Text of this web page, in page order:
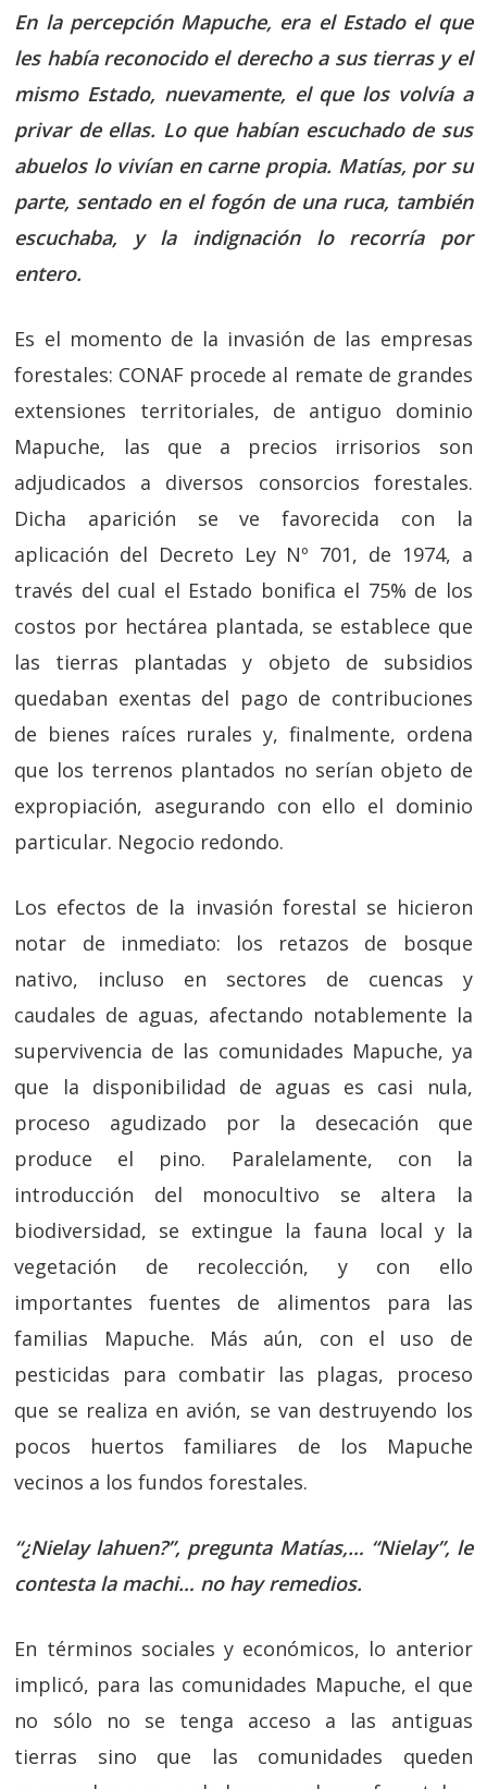
En la percepción Mapuche, era el Estado el que
les había reconocido el derecho a sus tierras y el
mismo Estado, nuevamente, el que los volvía a
privar de ellas. Lo que habían escuchado de sus
abuelos lo vivían en carne propia. Matías, por su
parte, sentado en el fogón de una ruca, también
escuchaba, y la indignación lo recorría por
entero.
Es el momento de la invasión de las empresas
forestales: CONAF procede al remate de grandes
extensiones territoriales, de antiguo dominio
Mapuche, las que a precios irrisorios son
adjudicados a diversos consorcios forestales.
Dicha aparición se ve favorecida con la
aplicación del Decreto Ley Nº 701, de 1974, a
través del cual el Estado bonifica el 75% de los
costos por hectárea plantada, se establece que
las tierras plantadas y objeto de subsidios
quedaban exentas del pago de contribuciones
de bienes raíces rurales y, finalmente, ordena
que los terrenos plantados no serían objeto de
expropiación, asegurando con ello el dominio
particular. Negocio redondo.
Los efectos de la invasión forestal se hicieron
notar de inmediato: los retazos de bosque
nativo, incluso en sectores de cuencas y
caudales de aguas, afectando notablemente la
supervivencia de las comunidades Mapuche, ya
que la disponibilidad de aguas es casi nula,
proceso agudizado por la desecación que
produce el pino. Paralelamente, con la
introducción del monocultivo se altera la
biodiversidad, se extingue la fauna local y la
vegetación de recolección, y con ello
importantes fuentes de alimentos para las
familias Mapuche. Más aún, con el uso de
pesticidas para combatir las plagas, proceso
que se realiza en avión, se van destruyendo los
pocos huertos familiares de los Mapuche
vecinos a los fundos forestales.
“¿Nielay lahuen?”, pregunta Matías,… “Nielay”, le
contesta la machi… no hay remedios.
En términos sociales y económicos, lo anterior
implicó, para las comunidades Mapuche, el que
no sólo no se tenga acceso a las antiguas
tierras sino que las comunidades queden